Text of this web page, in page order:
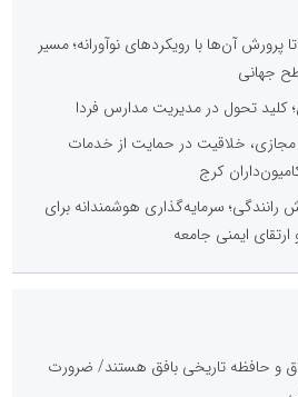
آن‌ها با رویکردهای نوآورانه؛ مسیر
جهانی
کلید تحول در مدیریت مدارس فردا
مجازی، خلاقیت در حمایت از خدمات
کرج
رانندگی؛ سرمایه‌گذاری هوشمندانه برای
ایمنی جامعه
و حافظه تاریخی بافق هستند/ ضرورت